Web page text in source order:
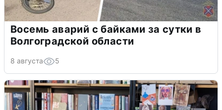
Восемь аварий с байками за сутки в
Волгоградской области
8 августа 5